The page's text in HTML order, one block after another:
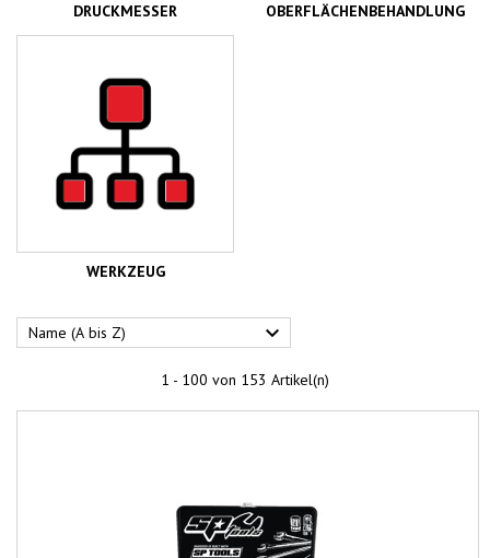
DRUCKMESSER OBERFLÄCHENBEHANDLUNG
WERKZEUG
Name (A bis Z) 
1 - 100 von 153 Artikel(n)